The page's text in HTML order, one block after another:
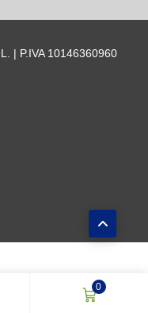
0
| P.IVA 10146360960